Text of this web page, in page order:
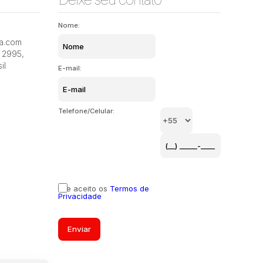
Itacorubi, Florianópolis, Santa Catarina, Brasil
2995,
Nome:
E-mail:
Telefone/Celular:
Li e aceito os Termos de
Privacidade